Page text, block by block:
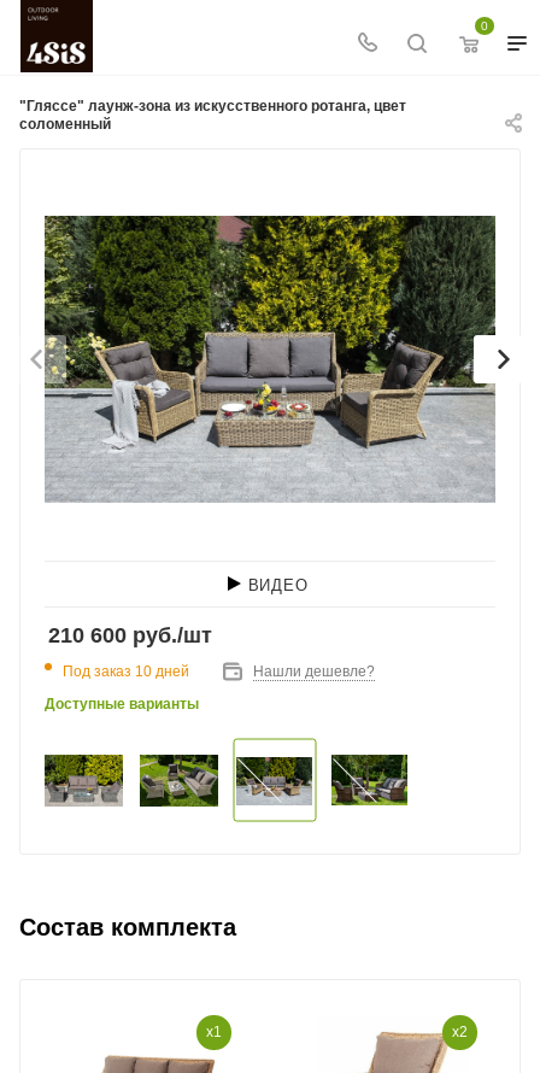
0
"Гляссе" лаунж-зона из искусственного ротанга, цвет
соломенный
ВИДЕО
210 600 руб./шт
Под заказ 10 дней
Нашли дешевле?
Доступные варианты
Состав комплекта
x1 x2